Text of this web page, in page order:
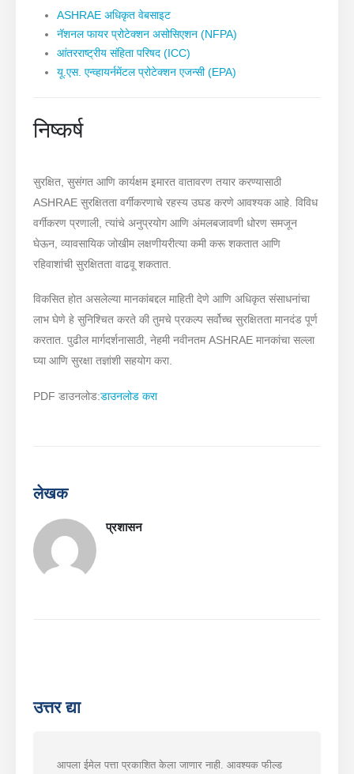
ASHRAE अधिकृत वेबसाइट
नॅशनल फायर प्रोटेक्शन असोसिएशन (NFPA)
आंतरराष्ट्रीय संहिता परिषद (ICC)
यू.एस. एन्व्हायर्नमेंटल प्रोटेक्शन एजन्सी (EPA)
निष्कर्ष
सुरक्षित, सुसंगत आणि कार्यक्षम इमारत वातावरण तयार करण्यासाठी
ASHRAE सुरक्षितता वर्गीकरणाचे रहस्य उघड करणे आवश्यक आहे. विविध
वर्गीकरण प्रणाली, त्यांचे अनुप्रयोग आणि अंमलबजावणी धोरण समजून
घेऊन, व्यावसायिक जोखीम लक्षणीयरीत्या कमी करू शकतात आणि
रहिवाशांची सुरक्षितता वाढवू शकतात.
विकसित होत असलेल्या मानकांबद्दल माहिती देणे आणि अधिकृत संसाधनांचा
लाभ घेणे हे सुनिश्चित करते की तुमचे प्रकल्प सर्वोच्च सुरक्षितता मानदंड पूर्ण
करतात. पुढील मार्गदर्शनासाठी, नेहमी नवीनतम ASHRAE मानकांचा सल्ला
घ्या आणि सुरक्षा तज्ञांशी सहयोग करा.
PDF डाउनलोड:डाउनलोड करा
लेखक
प्रशासन
उत्तर द्या
आपला ईमेल पत्ता प्रकाशित केला जाणार नाही. आवश्यक फील्ड